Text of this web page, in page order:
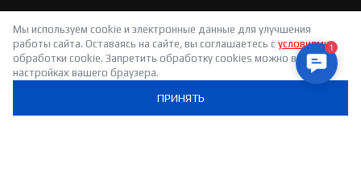
продолжить устную или письменную коммуникацию с помощью
электронных средств связи, в т.ч.: sms-информирование, e-mail-
рассылка и т.п. и т.д.
Реквизиты организации: ООО «АВТОСЛОН», ИНН: 6678094470, ОГРН:
1186658056155
Мы используем cookie и электронные данные для улучшения
работы сайта. Оставаясь на сайте, вы соглашаетесь с условиями
обработки cookie. Запретить обработку cookies можно в
настройках вашего браузера.
ПРИНЯТЬ
Contact